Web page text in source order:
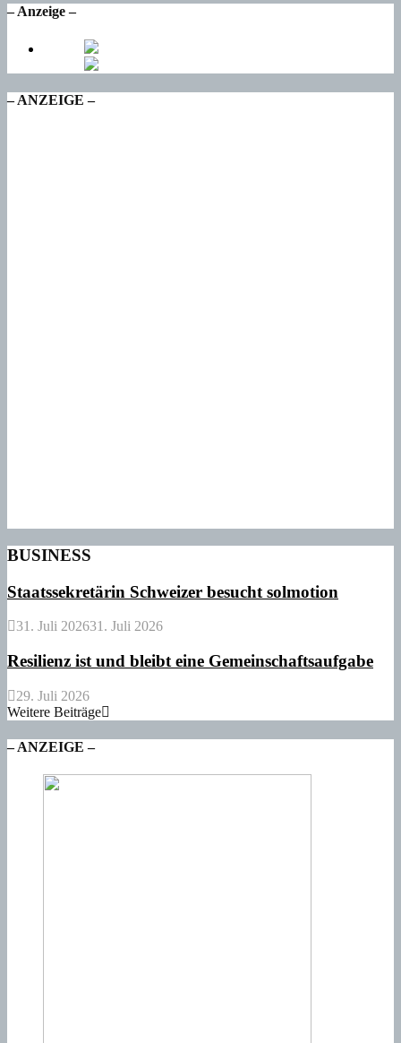
– Anzeige –
– ANZEIGE –
BUSINESS
Staatssekretärin Schweizer besucht solmotion
31. Juli 202631. Juli 2026
Resilienz ist und bleibt eine Gemeinschaftsaufgabe
29. Juli 2026
Weitere Beiträge
– ANZEIGE –